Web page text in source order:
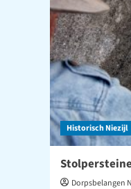
Historisch Niezijl
Dorpsbelangen